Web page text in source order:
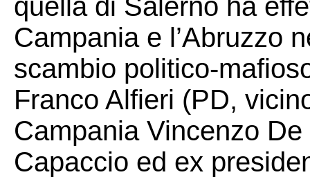
quella di Salerno ha
Campania e l’Abruzzo
scambio politico-
Franco Alfieri (PD,
Campania Vincenzo
Capaccio ed ex